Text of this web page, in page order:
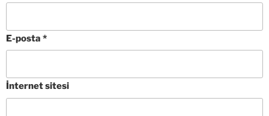
E-posta *
İnternet sitesi